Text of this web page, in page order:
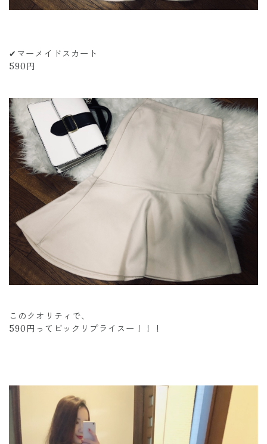
✔︎マーメイドスカート
590円
このクオリティで、
590円ってビックリプライスー！！！